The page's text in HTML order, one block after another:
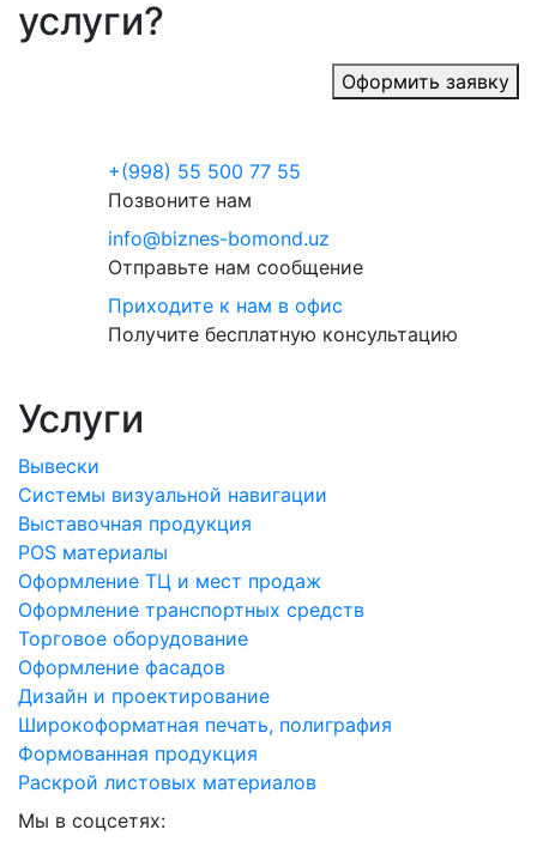
услуги?
Оформить заявку
+(998) 55 500 77 55
Позвоните нам
info@biznes-bomond.uz
Отправьте нам сообщение
Приходите к нам в офис
Получите бесплатную консультацию
Услуги
Вывески
Системы визуальной навигации
Выставочная продукция
POS материалы
Оформление ТЦ и мест продаж
Оформление транспортных средств
Торговое оборудование
Оформление фасадов
Дизайн и проектирование
Широкоформатная печать, полиграфия
Формованная продукция
Раскрой листовых материалов
Мы в соцсетях: